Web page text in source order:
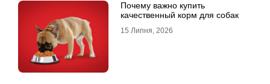
Почему важно купить
качественный корм для собак
15 Липня, 2026